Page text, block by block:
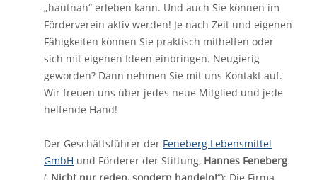
„hautnah“ erleben kann. Und auch Sie können im
Förderverein aktiv werden! Je nach Zeit und eigenen
Fähigkeiten können Sie praktisch mithelfen oder
sich mit eigenen Ideen einbringen. Neugierig
geworden? Dann nehmen Sie mit uns Kontakt auf.
Wir freuen uns über jedes neue Mitglied und jede
helfende Hand!
Der Geschäftsführer der Feneberg Lebensmittel
GmbH und Förderer der Stiftung, Hannes Feneberg